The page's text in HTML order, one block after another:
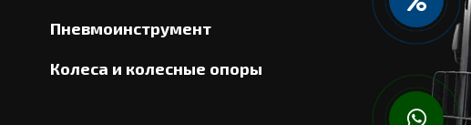
Пневмоинструмент
Колеса и колесные опоры